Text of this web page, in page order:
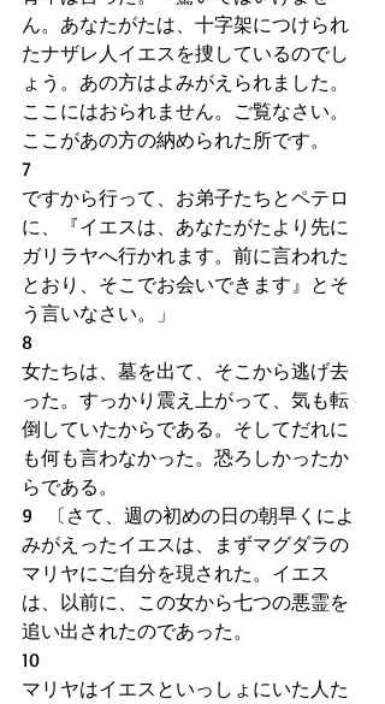
ん。あなたがたは、十字架につけられ
たナザレ人イエスを捜しているのでし
ょう。あの方はよみがえられました。
ここにはおられません。ご覧なさい。
ここがあの方の納められた所です。
7
ですから行って、お弟子たちとペテロ
に、『イエスは、あなたがたより先に
ガリラヤへ行かれます。前に言われた
とおり、そこでお会いできます』とそ
う言いなさい。」
8
女たちは、墓を出て、そこから逃げ去
った。すっかり震え上がって、気も転
倒していたからである。そしてだれに
も何も言わなかった。恐ろしかったか
らである。
9   〔さて、週の初めの日の朝早くによ
みがえったイエスは、まずマグダラの
マリヤにご自分を現された。イエス
は、以前に、この女から七つの悪霊を
追い出されたのであった。
10
マリヤはイエスといっしょにいた人た